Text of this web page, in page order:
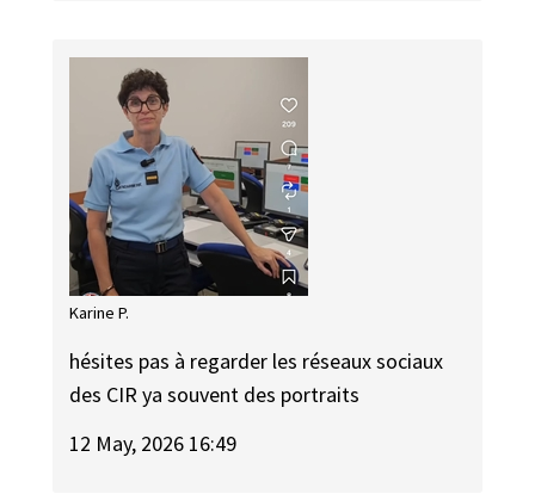
Karine P.
hésites pas à regarder les réseaux sociaux
des CIR ya souvent des portraits
12 May, 2026 16:49